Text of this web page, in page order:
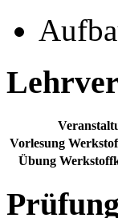
Vorlesung
Übung